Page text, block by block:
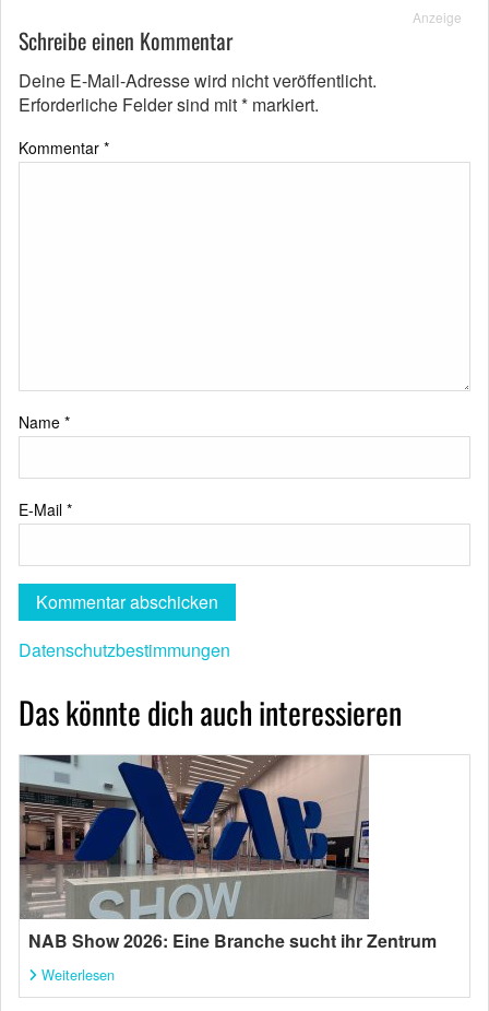
Anzeige
Schreibe einen Kommentar
Deine E-Mail-Adresse wird nicht veröffentlicht.
Erforderliche Felder sind mit* markiert.
Kommentar *
Name *
E-Mail *
Datenschutzbestimmungen
Das könnte dich auch interessieren
NAB Show 2026: Eine Branche sucht ihr Zentrum
Weiterlesen